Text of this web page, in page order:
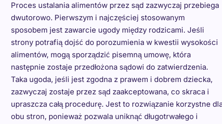
Proces ustalania alimentów przez sąd zazwyczaj przebiega
dwutorowo. Pierwszym i najczęściej stosowanym
sposobem jest zawarcie ugody między rodzicami. Jeśli
strony potrafią dojść do porozumienia w kwestii wysokości
alimentów, mogą sporządzić pisemną umowę, która
następnie zostaje przedłożona sądowi do zatwierdzenia.
Taka ugoda, jeśli jest zgodna z prawem i dobrem dziecka,
zazwyczaj zostaje przez sąd zaakceptowana, co skraca i
upraszcza całą procedurę. Jest to rozwiązanie korzystne
obu stron, ponieważ pozwala uniknąć długotrwałego i